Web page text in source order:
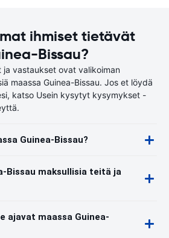
ihmiset tietävät
Bissau?
vastaukset ovat valikoiman
maassa Guinea-Bissau. Jos et löydä
katso Usein kysytyt kysymykset -
Guinea-Bissau?
Bissau maksullisia teitä ja
ajavat maassa Guinea-